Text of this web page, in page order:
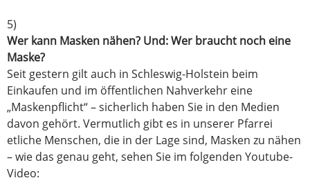
5)
Wer kann Masken nähen? Und: Wer braucht noch eine
Maske?
Seit gestern gilt auch in Schleswig-Holstein beim
Einkaufen und im öffentlichen Nahverkehr eine
„Maskenpflicht“ – sicherlich haben Sie in den Medien
davon gehört. Vermutlich gibt es in unserer Pfarrei
etliche Menschen, die in der Lage sind, Masken zu nähen
– wie das genau geht, sehen Sie im folgenden Youtube-
Video: